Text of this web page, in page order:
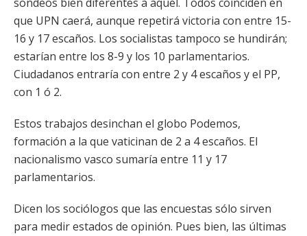
que UPN caerá, aunque repetirá victoria con entre 15-
16 y 17 escaños. Los socialistas tampoco se hundirán;
estarían entre los 8-9 y los 10 parlamentarios.
Ciudadanos entraría con entre 2 y 4 escaños y el PP,
con 1 ó 2.
Estos trabajos desinchan el globo Podemos,
formación a la que vaticinan de 2 a 4 escaños. El
nacionalismo vasco sumaría entre 11 y 17
parlamentarios.
Dicen los sociólogos que las encuestas sólo sirven
para medir estados de opinión. Pues bien, las últimas